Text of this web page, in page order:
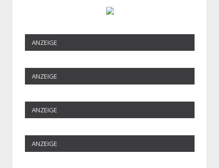
ANZEIGE
ANZEIGE
ANZEIGE
ANZEIGE